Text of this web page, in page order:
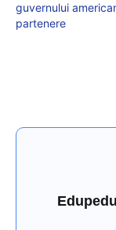
guvernului
partenere